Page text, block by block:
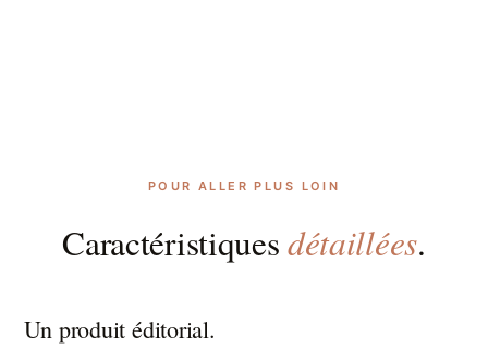
POUR ALLER PLUS LOIN
Caractéristiquesdétaillées.
Un produit éditorial.